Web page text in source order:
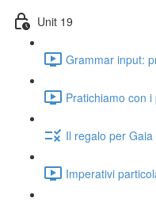
Unit 19
Grammar input:
Pratichiamo con
Il regalo per Gaia
Imperativi